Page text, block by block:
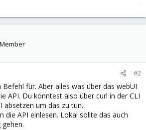
#2
für. Aber alles was über das webUI
API. Du könntest also über curl in der CLI
absetzen um das zu tun.
die API einlesen. Lokal sollte das auch